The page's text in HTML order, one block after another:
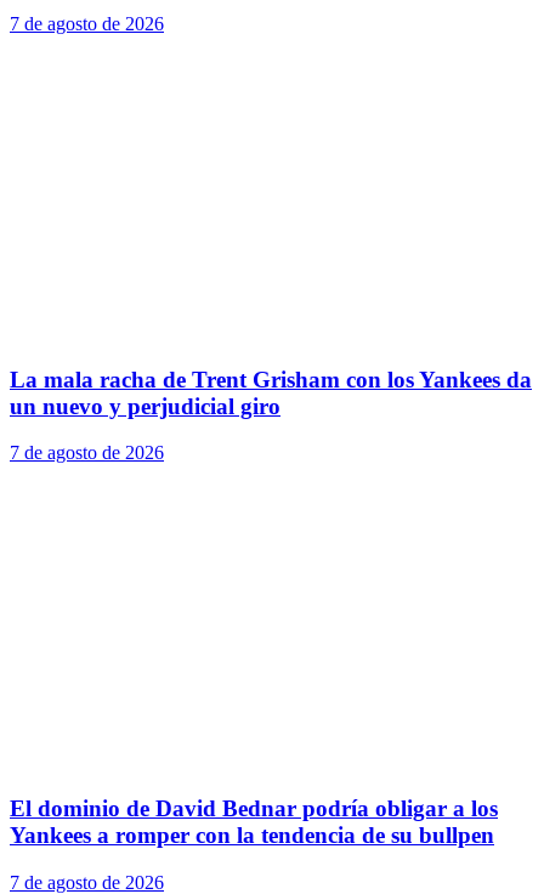
7 de agosto de 2026
La mala racha de Trent Grisham con los Yankees da
un nuevo y perjudicial giro
7 de agosto de 2026
El dominio de David Bednar podría obligar a los
Yankees a romper con la tendencia de su bullpen
7 de agosto de 2026